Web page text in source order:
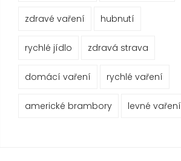
zdravé vaření hubnutí
rychlé jídlo zdravá strava
domácí vaření rychlé vaření
americké brambory levné vaření